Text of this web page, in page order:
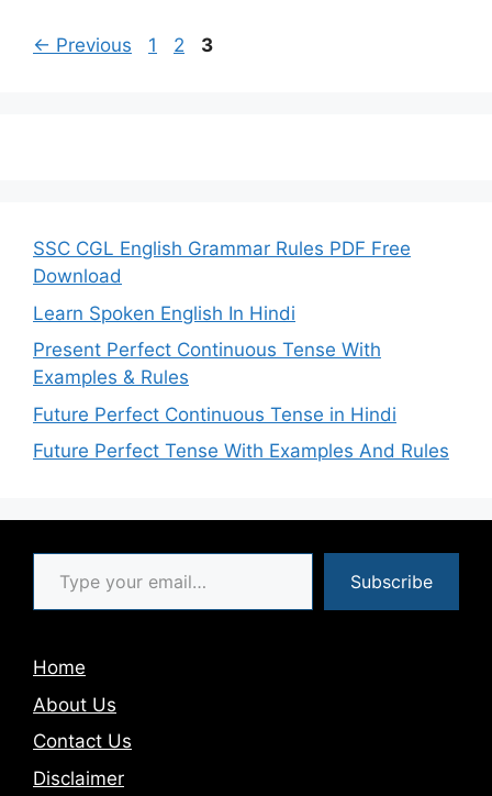
← Previous Page
1 Page
2 Page
3
SSC CGL English Grammar Rules PDF Free
Download
Learn Spoken English In Hindi
Present Perfect Continuous Tense With
Examples & Rules
Future Perfect Continuous Tense in Hindi
Future Perfect Tense With Examples And Rules
Type your email…
Subscribe
Home
About Us
Contact Us
Disclaimer